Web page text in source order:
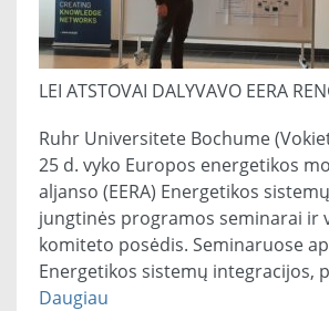
LEI ATSTOVAI DALYVAVO EERA
Ruhr Universitete Bochume
25 d. vyko Europos energetikos
aljanso (EERA) Energetikos
jungtinės programos seminarai ir
komiteto posėdis. Seminaruose
Energetikos sistemų integracijos,
Daugiau